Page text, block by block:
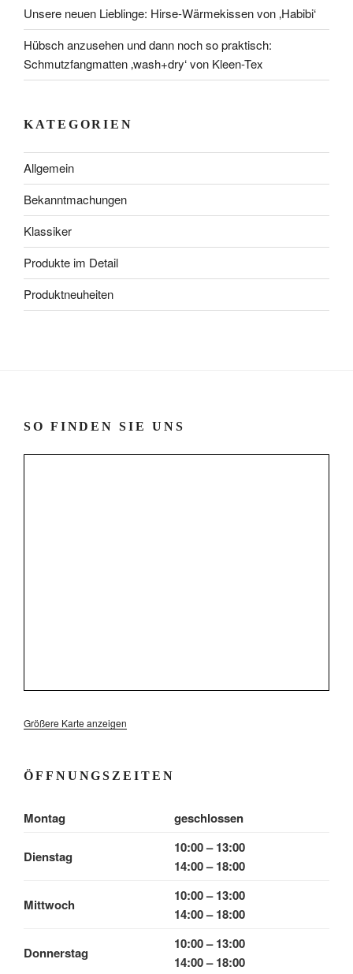
Unsere neuen Lieblinge: Hirse-Wärmekissen von ‚Habibi‘
Hübsch anzusehen und dann noch so praktisch:
Schmutzfangmatten ‚wash+dry‘ von Kleen-Tex
KATEGORIEN
Allgemein
Bekanntmachungen
Klassiker
Produkte im Detail
Produktneuheiten
SO FINDEN SIE UNS
Größere Karte anzeigen
ÖFFNUNGSZEITEN
Montag geschlossen
Dienstag
10:00 – 13:00
14:00 – 18:00
Mittwoch
10:00 – 13:00
14:00 – 18:00
Donnerstag
10:00 – 13:00
14:00 – 18:00